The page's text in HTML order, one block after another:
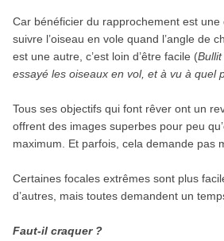
Car bénéficier du rapprochement est une
suivre l’oiseau en vole quand l’angle de
est une autre, c’est loin d’être facile (
essayé les oiseaux en vol, et à vu à quel
Tous ses objectifs qui font rêver ont un
offrent des images superbes pour peu
maximum. Et parfois, cela demande pas
Certaines focales extrêmes sont plus
d’autres, mais toutes demandent un
Faut-il craquer ?